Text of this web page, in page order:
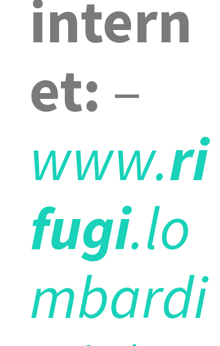
intern
et: –
www.ri
fugi.lo
mbardi